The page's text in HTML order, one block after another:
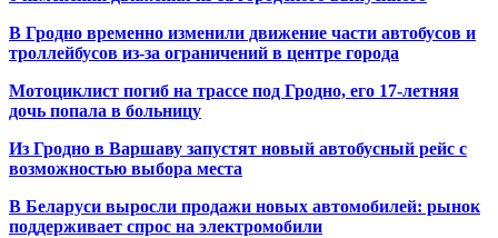
В Гродно временно изменили движение части автобусов и
троллейбусов из-за ограничений в центре города
Мотоциклист погиб на трассе под Гродно, его 17-летняя
дочь попала в больницу
Из Гродно в Варшаву запустят новый автобусный рейс с
возможностью выбора места
В Беларуси выросли продажи новых автомобилей: рынок
поддерживает спрос на электромобили